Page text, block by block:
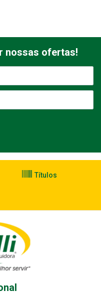
nossas ofertas!
Títulos